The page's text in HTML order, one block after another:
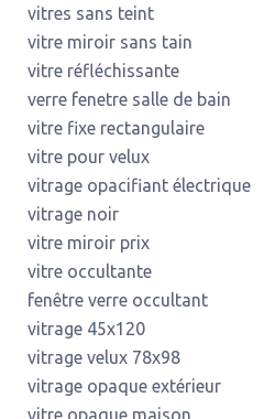
vitres sans teint
vitre miroir sans tain
vitre réfléchissante
verre fenetre salle de bain
vitre fixe rectangulaire
vitre pour velux
vitrage opacifiant électrique
vitrage noir
vitre miroir prix
vitre occultante
fenêtre verre occultant
vitrage 45x120
vitrage velux 78x98
vitrage opaque extérieur
vitre opaque maison